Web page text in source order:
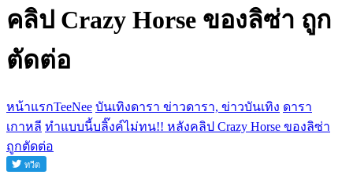
คลิป Crazy Horse ของลิซ่า ถูก
ตัดต่อ
หน้าแรกTeeNee บันเทิงดารา ข่าวดารา, ข่าวบันเทิง ดารา
เกาหลี ทำแบบนี้บลิ๊งค์ไม่ทน!! หลังคลิป Crazy Horse ของลิซ่า
ถูกตัดต่อ